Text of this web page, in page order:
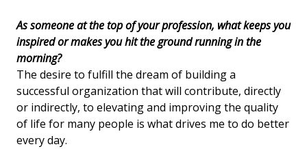
As someone at the top of your profession, what keeps you
inspired or makes you hit the ground running in the
morning?
The desire to fulfill the dream of building a
successful organization that will contribute, directly
or indirectly, to elevating and improving the quality
of life for many people is what drives me to do better
every day.